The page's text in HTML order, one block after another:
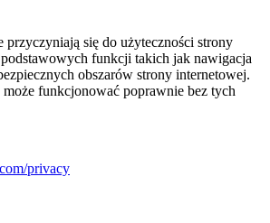
się do użyteczności strony
funkcji takich jak nawigacja
obszarów strony internetowej.
może funkcjonować poprawnie bez tych
privacy